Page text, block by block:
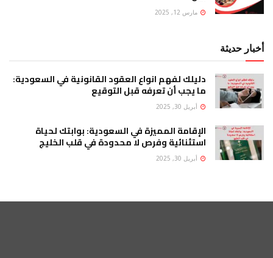
مارس 12, 2025
أخبار حديثة
دليلك لفهم انواع العقود القانونية في السعودية:
ما يجب أن تعرفه قبل التوقيع
أبريل 30, 2025
الإقامة المميزة في السعودية: بوابتك لحياة
استثنائية وفرص لا محدودة في قلب الخليج
أبريل 30, 2025